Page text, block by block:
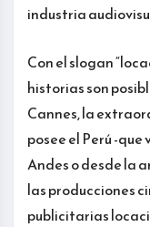
industria
Con el slogan
historias son
Cannes, la
posee el Perú -
Andes o desde la
las producciones
publicitarias